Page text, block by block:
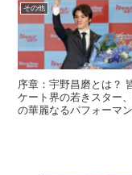
その他
序章：宇野昌磨とは？ 皆さん、こんにちは。今日は、フィギュアス
ケート界の若きスター
の華麗なるパフォーマ